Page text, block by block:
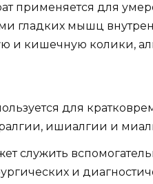
применяется для
гладких мышц
и кишечную колики,
для
ишиалгии и
служить
и